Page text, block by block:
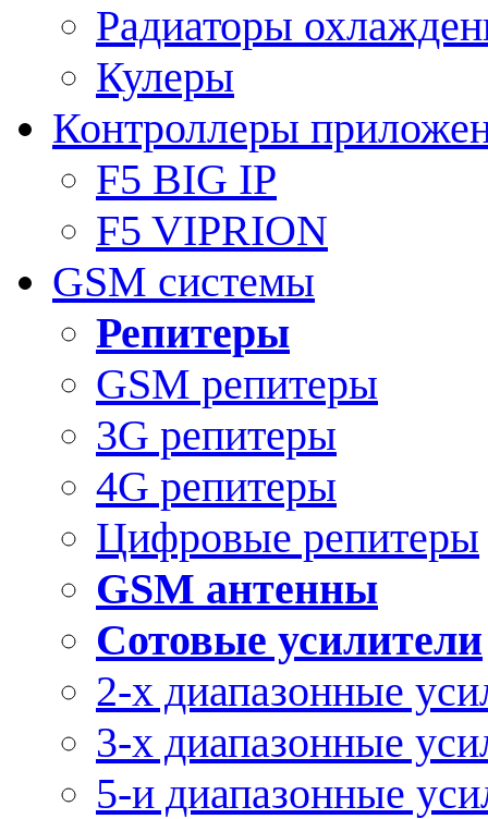
Радиаторы
Кулеры
Контроллеры
F5 BIG IP
F5 VIPRION
GSM системы
Репитеры
GSM репитеры
3G репитеры
4G репитеры
Цифровые репитеры
GSM антенны
Сотовые усилители
2-х диапазонные
3-х диапазонные
5-и диапазонные